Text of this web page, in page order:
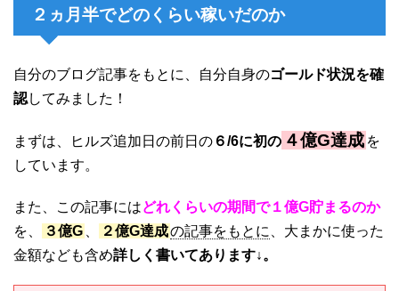
２ヵ月半でどのくらい稼いだのか
自分のブログ記事をもとに、自分自身のゴールド状況を確
認してみました！
まずは、ヒルズ追加日の前日の ６/6に初の ４億G達成 を
しています。
また、この記事にはどれくらいの期間で１億G貯まるのか
を、
３億G ２億G達成の記事をもとに
、大まかに使った
金額なども含め詳しく書いてあります↓。